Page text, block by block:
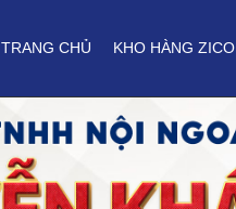
TRANG CHỦ KHO HÀNG ZICO